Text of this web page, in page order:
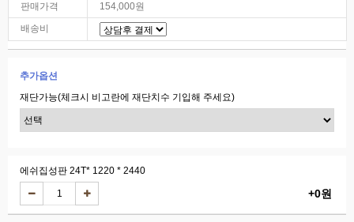
판매가격
154,000원
배송비
추가옵션
재단가능(체크시 비고란에 재단치수 기입해 주세요)
에쉬집성판 24T* 1220 * 2440
+0원